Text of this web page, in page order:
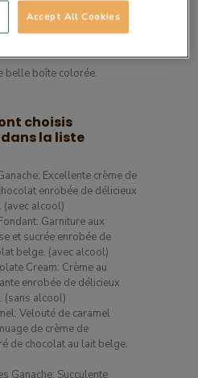
belle boîte colorée.
choisis
la liste
Excellente crème de
enrobée de délicieux
(avec alcool)
Garniture aux
et sucrée enrobée de
belge. (avec alcool)
Cream: Crème au
enrobée de délicieux
(sans alcool)
Velouté de caramel
de crème de
de chocolat au lait belge.
Ganache: Succulente
Accept All Cookies